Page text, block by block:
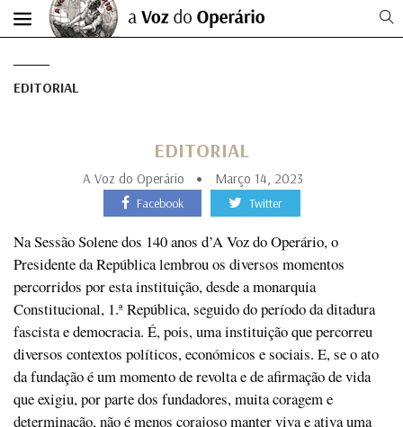
EDITORIAL
EDITORIAL
A Voz do Operário Março 14, 2023
Facebook Twitter
Na Sessão Solene dos 140 anos d’A Voz do Operário, o
Presidente da República lembrou os diversos momentos
percorridos por esta instituição, desde a monarquia
Constitucional, 1.ª República, seguido do período da ditadura
fascista e democracia. É, pois, uma instituição que percorreu
diversos contextos políticos, económicos e sociais. E, se o ato
da fundação é um momento de revolta e de afirmação de vida
que exigiu, por parte dos fundadores, muita coragem e
determinação, não é menos corajoso manter viva e ativa uma